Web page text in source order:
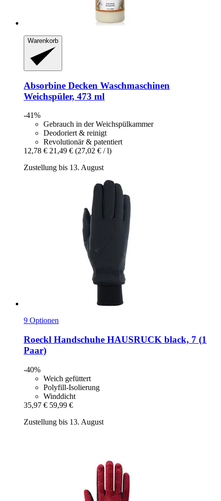
Warenkorb
Absorbine Decken Waschmaschinen
Weichspüler, 473 ml
-41%
Gebrauch in der Weichspülkammer
Deodoriert & reinigt
Revolutionär & patentiert
12,78 € 21,49 € (27,02 € / l)
Zustellung bis 13. August
9 Optionen
Roeckl Handschuhe HAUSRUCK black, 7 (1
Paar)
-40%
Weich gefüttert
Polyfill-Isolierung
Winddicht
35,97 € 59,99 €
Zustellung bis 13. August